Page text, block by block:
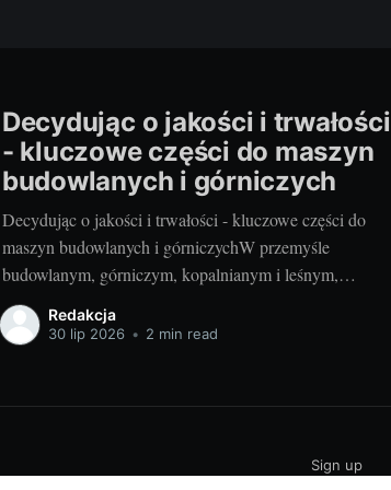
Decydując o jakości i trwałości
- kluczowe części do maszyn
budowlanych i górniczych
Decydując o jakości i trwałości - kluczowe części do
maszyn budowlanych i górniczychW przemyśle
budowlanym, górniczym, kopalnianym i leśnym,
efektywność pracy jest kluczowym czynnikiem. Bez
odpowiednich części, maszyny mogą nie działać
sytuacji. Istotność tych elementów jest nie do
Redakcja
30 lip 2026 • 2 min read
Sign up